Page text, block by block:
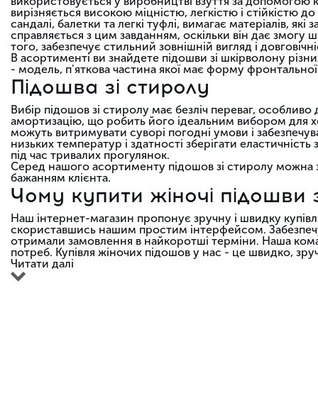
вирізняється високою міцністю, легкістю і стійкістю
сандалі, балетки та легкі туфлі, вимагає матеріалів,
справляється з цим завданням, оскільки він дає змогу
того, забезпечує стильний зовнішній вигляд і
В асортименті ви знайдете підошви зі шкірволону
- модель, п'яткова частина якої має форму
Підошва зі стиролу
Вибір підошов зі стиролу має безліч переваг,
амортизацію, що робить його ідеальним вибором для
можуть витримувати суворі погодні умови і
низьких температур і здатності зберігати
під час тривалих прогулянок.
Серед нашого асортименту підошов зі стиролу
бажанням клієнта.
Чому купити жіночі підошви
Наш інтернет-магазин пропонує зручну і швидку
скориставшись нашим простим інтерфейсом.
отримали замовлення в найкоротші терміни. Наша
потреб. Купівля жіночих підошов у нас - це швидко,
Читати далі